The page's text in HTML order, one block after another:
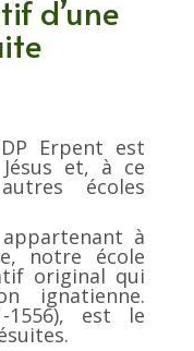
d’une
Erpent est
et, à ce
écoles
à
notre école
original qui
ignatienne.
1556), est le